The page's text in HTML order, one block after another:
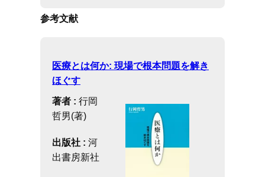
参考文献
医療とは何か: 現場で根本問題を解き
ほぐす
著者 : 行岡
哲男(著)
出版社 : 河
出書房新社